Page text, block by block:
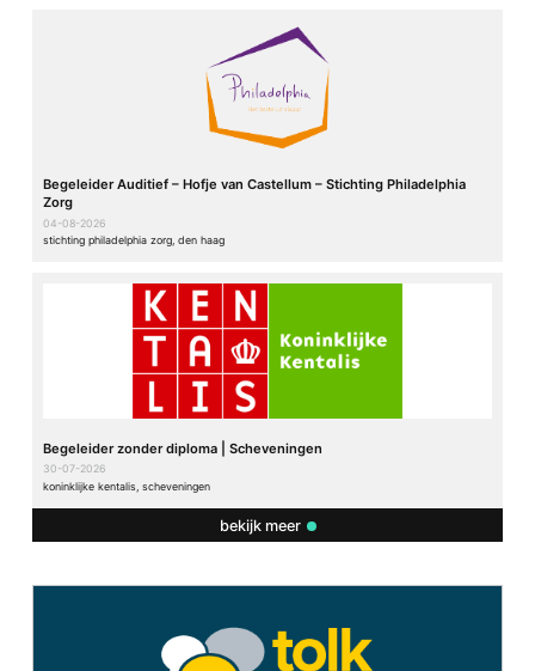
Begeleider Auditief – Hofje van Castellum – Stichting Philadelphia
Zorg
04-08-2026
stichting philadelphia zorg, den haag
Begeleider zonder diploma | Scheveningen
30-07-2026
koninklijke kentalis, scheveningen
bekijk meer